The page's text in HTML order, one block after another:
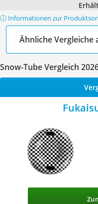
ⓘ Informationen zur
Ähnliche Vergleiche
Snow-Tube Vergleich